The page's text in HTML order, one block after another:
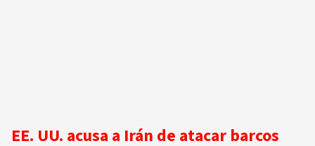
EE. UU. acusa a Irán de atacar barcos